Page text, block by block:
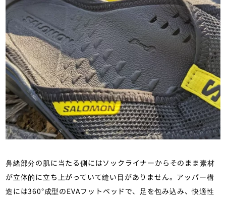
鼻緒部分の肌に当たる側にはソックライナーからそのまま素材
が立体的に立ち上がっていて縫い目がありません。アッパー構
造には360°成型のEVAフットベッドで、足を包み込み、快適性